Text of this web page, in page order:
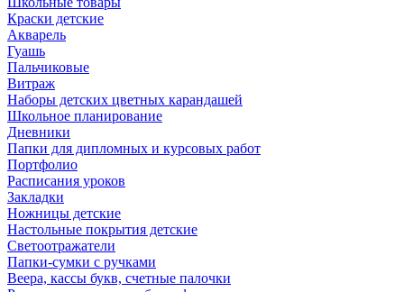
Краски детские
Акварель
Гуашь
Пальчиковые
Витраж
Наборы детских цветных карандашей
Школьное планирование
Дневники
Папки для дипломных и курсовых работ
Портфолио
Расписания уроков
Закладки
Ножницы детские
Настольные покрытия детские
Светоотражатели
Папки-сумки с ручками
Веера, кассы букв, счетные палочки